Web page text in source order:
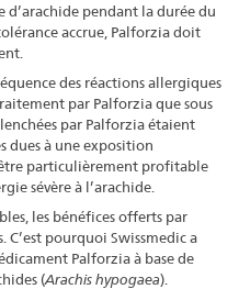
pendant la durée du
accrue, Palforzia doit
des réactions allergiques
par Palforzia que sous
par Palforzia étaient
dues à une exposition
particulièrement profitable
sévère à l’arachide.
les bénéfices offerts par
C’est pourquoi Swissmedic a
Palforzia à base de
(Arachis hypogaea).